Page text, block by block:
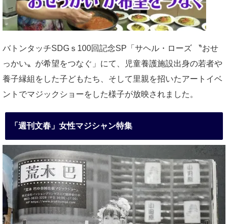
バトンタッチSDGｓ100回記念SP「サヘル・ローズ 〝おせ
っかい〟が希望をつなぐ」にて、児童養護施設出身の若者や
養子縁組をした子どもたち、そして里親を招いたアートイベ
ントでマジックショーをした様子が放映されました。
「週刊文春」女性マジシャン特集